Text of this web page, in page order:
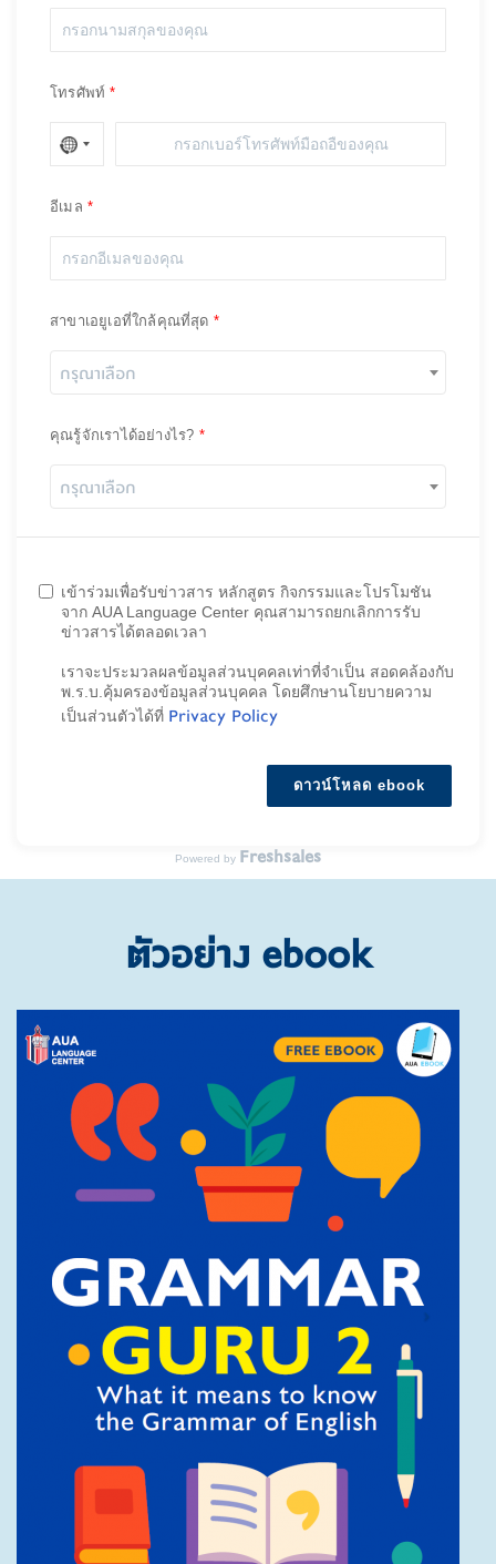
โทรศัพท์
อีเมล
สาขาเอยูเอที่ใกล้คุณที่สุด
กรุณาเลือก
คุณรู้จักเราได้อย่างไร?
กรุณาเลือก
เข้าร่วมเพื่อรับข่าวสาร หลักสูตร กิจกรรมและโปรโมชัน
จาก AUA Language Center คุณสามารถยกเลิกการรับ
ข่าวสารได้ตลอดเวลา
เราจะประมวลผลข้อมูลส่วนบุคคลเท่าที่จําเป็น สอดคล้องกับ
พ.ร.บ.คุ้มครองข้อมูลส่วนบุคคล โดยศึกษานโยบายความ
เป็นส่วนตัวได้ที่ Privacy Policy
ดาวน์โหลด ebook
Powered by Freshsales
ตัวอย่าง ebook